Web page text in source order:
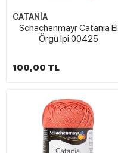
CATANİA
Schachenmayr Catania El
Örgü İpi 00425
100,00 TL